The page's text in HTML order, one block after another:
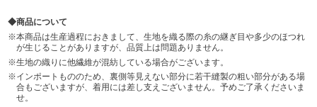
商品について
本商品は生産過程におきまして、生地を織る際の糸の継ぎ目や多少のほつれ
が生じることがありますが、品質上は問題ありません。
生地の織りに他繊維が混紡している場合がございます。
インポートもののため、裏側等見えない部分に若干縫製の粗い部分がある場
合もございますが、着用には差し支えございません。予めご了承くださいま
せ。